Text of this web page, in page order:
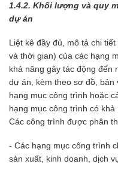
1.4.2. Khối lượng và quy
dự án
Liệt kê đầy đủ, mô tả chi
và thời gian) của các hạng
khả năng gây tác động đến
dự án, kèm theo sơ đồ, bản
hạng mục công trình hoặc
hạng mục công trình có
Các công trình được phân
- Các hạng mục công trình
sản xuất, kinh doanh, dịch